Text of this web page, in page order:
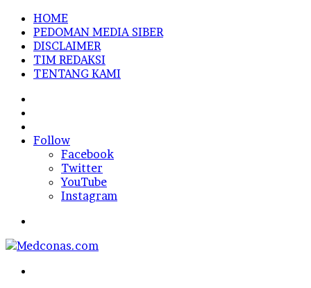
HOME
PEDOMAN MEDIA SIBER
DISCLAIMER
TIM REDAKSI
TENTANG KAMI
In
Follow
Facebook
Twitter
YouTube
Instagram